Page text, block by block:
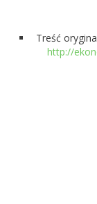
Treść
http://